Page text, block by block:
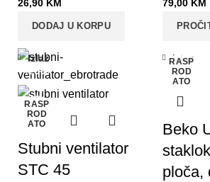
26,90 KM
DODAJ U KORPU
79,00 KM
-25%
RASP
ROD
ATO
Izlaz
Stubni ventilator
STC 45
RASP
ROD
ATO
Izlaz
Beko
ploča,